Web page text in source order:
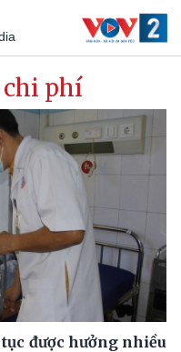
chi phí
được hưởng nhiều